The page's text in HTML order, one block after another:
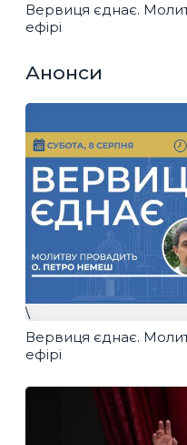
Вервиця єднає.
ефірі
Анонси
\
Вервиця єднає.
ефірі